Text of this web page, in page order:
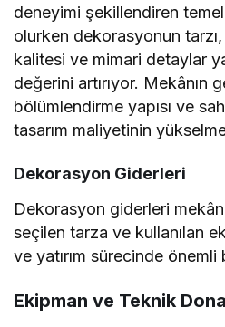
deneyimi şekillendiren
olurken dekorasyonun
kalitesi ve mimari detaylar
değerini artırıyor. Mekânın
bölümlendirme yapısı ve
tasarım maliyetinin
Dekorasyon Giderleri
Dekorasyon giderleri
seçilen tarza ve kullanılan
ve yatırım sürecinde
Ekipman ve Teknik